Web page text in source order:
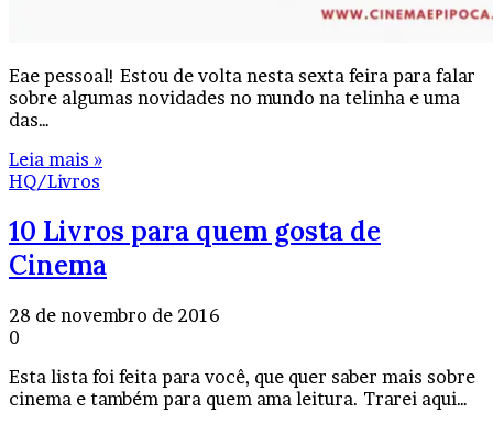
Eae pessoal! Estou de volta nesta sexta feira para falar
sobre algumas novidades no mundo na telinha e uma
das…
Leia mais »
HQ/Livros
10 Livros para quem gosta de
Cinema
28 de novembro de 2016
0
Esta lista foi feita para você, que quer saber mais sobre
cinema e também para quem ama leitura. Trarei aqui…